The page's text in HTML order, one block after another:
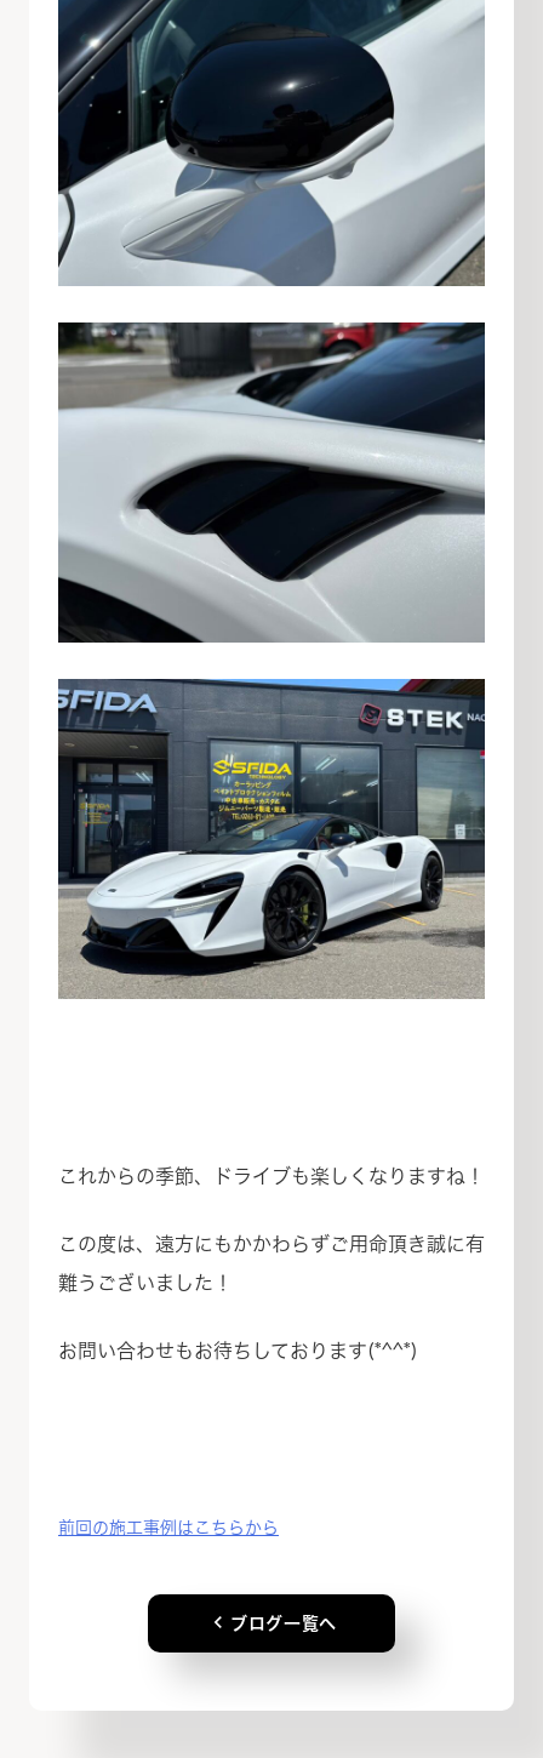
これからの季節、ドライブも楽しくなりますね！
この度は、遠方にもかかわらずご用命頂き誠に有
難うございました！
お問い合わせもお待ちしております(*^^*)
前回の施工事例はこちらから
keyboard_arrow_left ブログ一覧へ